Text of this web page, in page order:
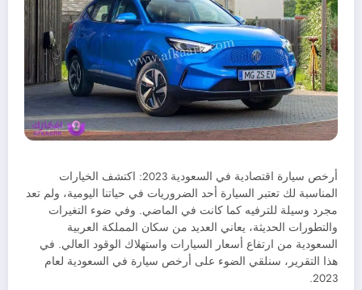
أرخص سيارة اقتصادية في السعودية 2023: اكتشف الخيارات
المناسبة لك تعتبر السيارة أحد الضروريات في حياتنا اليومية، ولم تعد
مجرد وسيلة للترفيه كما كانت في الماضي. وفي ضوء التغيرات
والتطورات الحديثة، يعاني العديد من سكان المملكة العربية
السعودية من ارتفاع أسعار السيارات واستهلاك الوقود العالي. في
هذا التقرير، سنلقي الضوء على أرخص سيارة في السعودية لعام
2023.